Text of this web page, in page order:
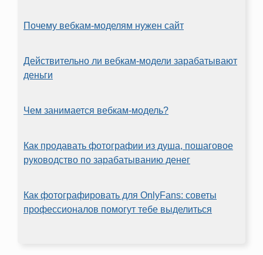
Почему вебкам-моделям нужен сайт
Действительно ли вебкам-модели зарабатывают
деньги
Чем занимается вебкам-модель?
Как продавать фотографии из душа, пошаговое
руководство по зарабатыванию денег
Как фотографировать для OnlyFans: советы
профессионалов помогут тебе выделиться